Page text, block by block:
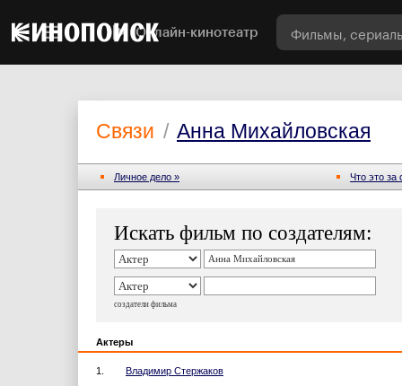
Онлайн-кинотеатр
Связи / Анна Михайловская
Личное дело » Что это за
Искать фильм по создателям:
создатели фильма
Актеры
1. Владимир Стержаков